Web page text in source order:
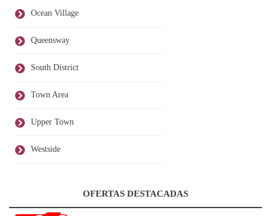
Ocean Village
Queensway
South District
Town Area
Upper Town
Westside
OFERTAS DESTACADAS